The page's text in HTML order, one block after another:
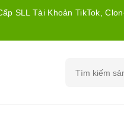
SLL Tài Khoản TikTok,